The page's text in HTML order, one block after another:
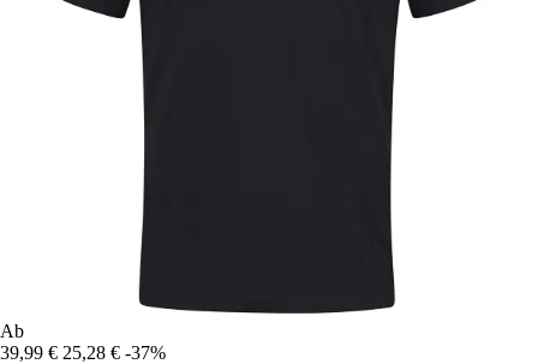
Ab
39,99 € 25,28 € -37%